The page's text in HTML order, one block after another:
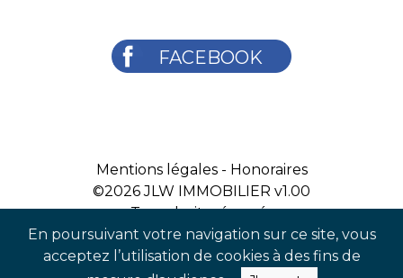
En poursuivant votre navigation sur ce site, vous
acceptez l’utilisation de cookies à des fins de
FACEBOOK
Mentions légales- Honoraires
©2026JLW IMMOBILIER v1.00
Tous droits réservés